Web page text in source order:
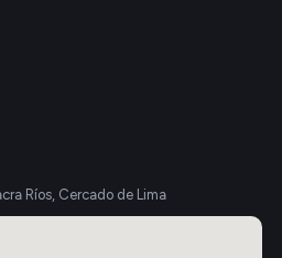
Ríos, Cercado de Lima